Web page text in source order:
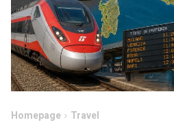
Homepage Travel